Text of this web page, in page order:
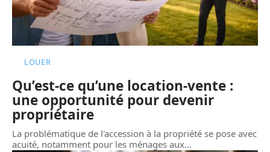
LOUER
Qu’est-ce qu’une location-vente :
une opportunité pour devenir
propriétaire
La problématique de l'accession à la propriété se pose avec
acuité, notamment pour les ménages aux…